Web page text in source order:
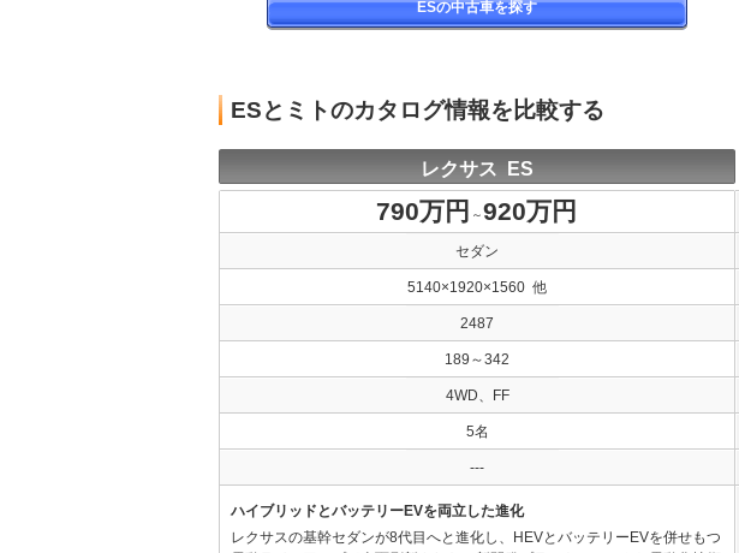
ESの中古車を探す
ESとミトのカタログ情報を比較する
レクサス ES
790万円 ～920万円
セダン
5140×1920×1560 他
2487
189～342
4WD、FF
5名
---
ハイブリッドとバッテリーEVを両立した進化
レクサスの基幹セダンが8代目へと進化し、HEVとバッテリーEVを併せもつ